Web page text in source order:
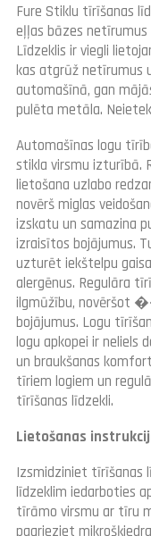
Fure Stiklu tīrīšanas
eļļas bāzes netīrumus
Līdzeklis ir viegli
kas atgrūž netīrumus
automašīnā, gan
pulēta metāla.
Automašīnas logu
stikla virsmu izturībā.
lietošana uzlabo
novērš miglas
izskatu un samazina
izraisītos bojājumus.
uzturēt iekštelpu
alergēnus. Regulāra
ilgmūžību, novēršot
bojājumus. Logu
logu apkopei ir neliels
un braukšanas
tīriem logiem un
tīrīšanas līdzekli.
Lietošanas
Izsmidziniet tīrīšanas
līdzeklim iedarboties
tīrāmo virsmu ar tīru
pagrieziet